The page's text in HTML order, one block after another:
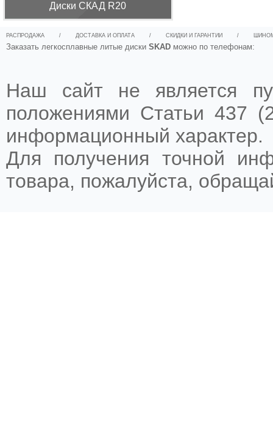
Диcки СКАД R20
РАСПРОДАЖА / ДОСТАВКА И ОПЛАТА / СКИДКИ И ГАРАНТИИ /
Заказать легкосплавные литые диски SKAD можно по телефонам:
Наш сайт не является
положениями Статьи 437
информационный характер.
Для получения точной
товара, пожалуйста,